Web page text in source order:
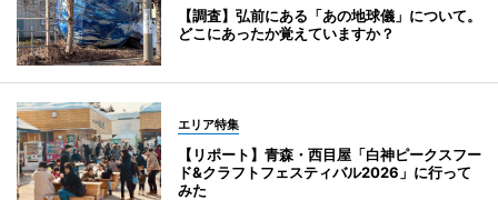
【調査】弘前にある「あの地球儀」について。
どこにあったか覚えていますか？
エリア特集
【リポート】青森・西目屋「白神ピークスフー
ド&クラフトフェスティバル2026」に行って
みた